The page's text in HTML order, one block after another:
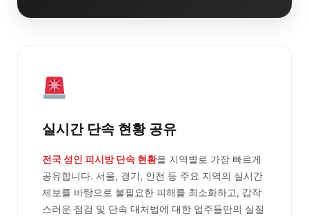
실시간 단속 현황 공유
전국 성인 피시방 단속 현황을 지역별로 가장 빠르게
공유합니다. 서울, 경기, 인천 등 주요 지역의 실시간
제보를 바탕으로 불필요한 피해를 최소화하고, 갑작
스러운 점검 및 단속 대처법에 대한 업주들만의 실질